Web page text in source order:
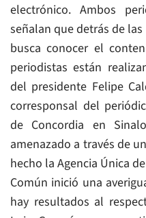
electrónico. Ambos
señalan que detrás de
busca conocer el
periodistas están
del presidente Felipe
corresponsal del
de Concordia en
amenazado a través de
hecho la Agencia Única
Común inició una
hay resultados al